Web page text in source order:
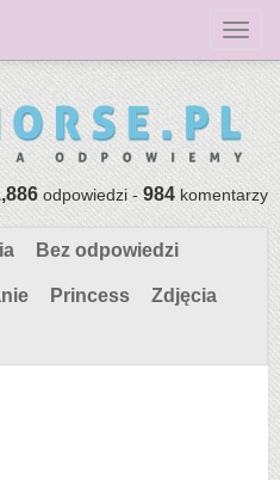
odpowiedzi -984komentarzy
Bez odpowiedzi
Princess Zdjęcia